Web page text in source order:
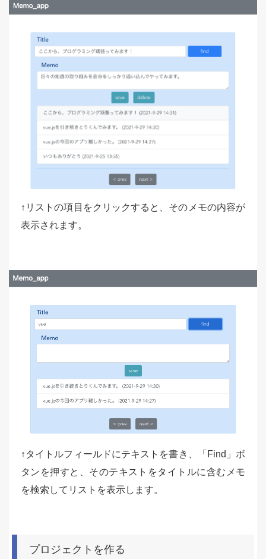
↑リストの項目をクリックすると、そのメモの内容が
表示されます。
↑タイトルフィールドにテキストを書き、「Find」ボ
タンを押すと、そのテキストをタイトルに含むメモ
を検索してリストを表示します。
プロジェクトを作る